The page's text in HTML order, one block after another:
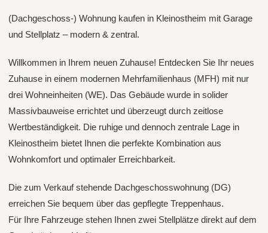
(Dachgeschoss-) Wohnung kaufen in Kleinostheim mit Garage
und Stellplatz – modern & zentral.
Willkommen in Ihrem neuen Zuhause! Entdecken Sie Ihr neues
Zuhause in einem modernen Mehrfamilienhaus (MFH) mit nur
drei Wohneinheiten (WE). Das Gebäude wurde in solider
Massivbauweise errichtet und überzeugt durch zeitlose
Wertbeständigkeit. Die ruhige und dennoch zentrale Lage in
Kleinostheim bietet Ihnen die perfekte Kombination aus
Wohnkomfort und optimaler Erreichbarkeit.
Die zum Verkauf stehende Dachgeschosswohnung (DG)
erreichen Sie bequem über das gepflegte Treppenhaus.
Für Ihre Fahrzeuge stehen Ihnen zwei Stellplätze direkt auf dem